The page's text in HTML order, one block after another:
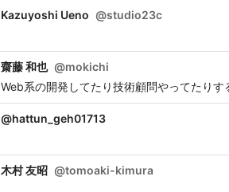
Kazuyoshi Ueno @studio23c
齋藤 和也 @mokichi
Web系の開発してたり技術顧問やってたり
@hattun_geh01713
木村 友昭 @tomoaki-kimura